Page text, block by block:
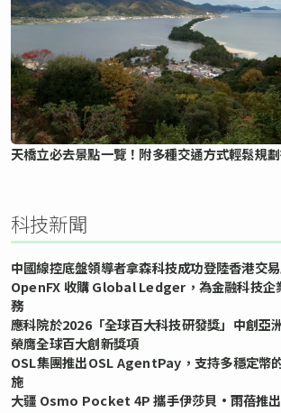
天橋立必去景點一覽！附多種交通方式輕鬆規
科技新聞
中國線控底盤領導者拿森科技成功登陸香港交
OpenFX 收購 Global Ledger，為金融科技企
務
應科院於2026「全球百大科技研發獎」中創亞
榮膺全球百大創新獎項
OSL集團推出OSL AgentPay，支持多穩定幣
施
大疆 Osmo Pocket 4P 攜手伊莎貝•雨蓓推出